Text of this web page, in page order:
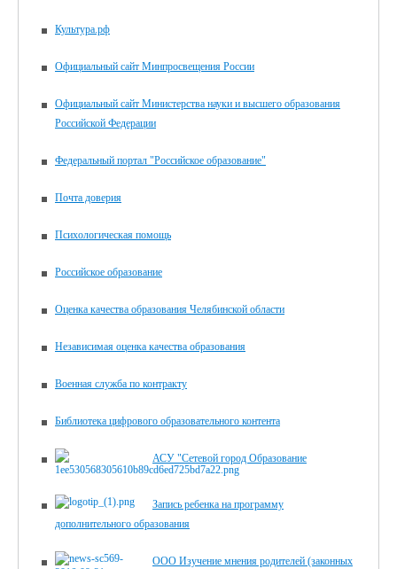
Культура.рф
Официальный сайт Минпросвещения России
Официальный сайт Министерства науки и высшего образования
Российской Федерации
Федеральный портал "Российское образование"
Почта доверия
Психологическая помощь
Российское образование
Оценка качества образования Челябинской области
Независимая оценка качества образования
Военная служба по контракту
Библиотека цифрового образова­тельного контента
АСУ "Сетевой город Образование
Запись ребенка на программу
дополнительного образования
ООО Изучение мнения родителей (законных